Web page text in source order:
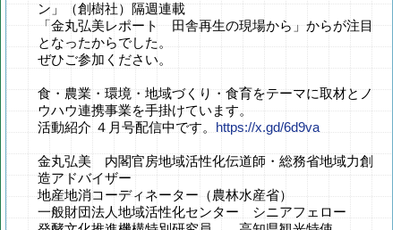
ン」（創樹社）隔週連載
「金丸弘美レポート 田舎再生の現場から」からが注目
となったからでした。
ぜひご参加ください。
食・農業・環境・地域づくり・食育をテーマに取材とノ
ウハウ連携事業を手掛けています。
活動紹介 ４月号配信中です。 https://x.gd/6d9va
金丸弘美 内閣官房地域活性化伝道師・総務省地域力創
造アドバイザー
地産地消コーディネーター（農林水産省）
一般財団法人地域活性化センター シニアフェロー